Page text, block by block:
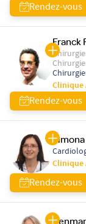
Rendez-vous
Franck
Clinique
Rendez-vous
Clinique
Rendez-vous